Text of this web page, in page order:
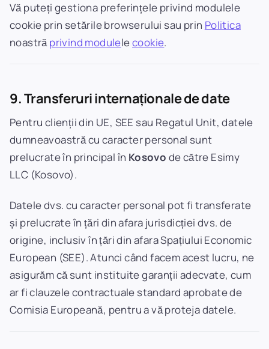
Vă puteți gestiona preferințele privind modulele
cookie prin setările browserului sau prin Politica
noastrăprivind modulelecookie.
9. Transferuri internaționale de date
Pentru clienții din UE, SEE sau Regatul Unit, datele
dumneavoastră cu caracter personal sunt
prelucrate în principal în Kosovo de către Esimy
LLC (Kosovo).
Datele dvs. cu caracter personal pot fi transferate
și prelucrate în țări din afara jurisdicției dvs. de
origine, inclusiv în țări din afara Spațiului Economic
European (SEE). Atunci când facem acest lucru, ne
asigurăm că sunt instituite garanții adecvate, cum
ar fi clauzele contractuale standard aprobate de
Comisia Europeană, pentru a vă proteja datele.